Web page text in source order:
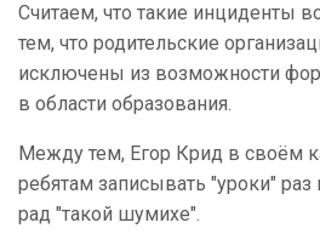
Считаем, что такие инциденты
тем, что родительские
исключены из возможности
в области образования.
Между тем, Егор Крид в своём
ребятам записывать "уроки" раз
рад "такой шумихе".